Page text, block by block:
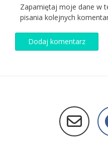
Zapamiętaj moje dane w
pisania kolejnych